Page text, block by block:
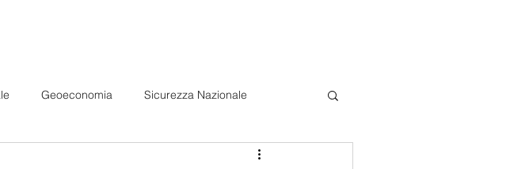
Geoeconomia Sicurezza Nazionale
(LAC)